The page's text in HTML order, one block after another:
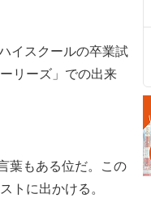
イスクールの卒業試
リーズ」での出来
葉もある位だ。この
トに出かける。